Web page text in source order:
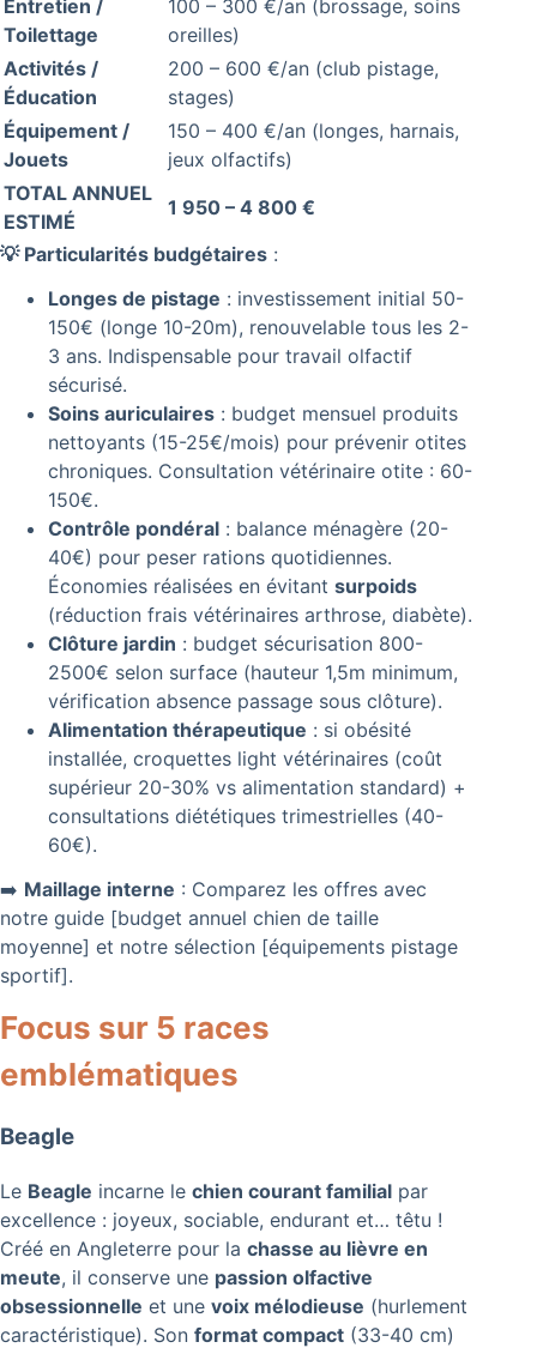
Entretien /
Toilettage
100 – 300 €/an (brossage, soins
oreilles)
Activités /
Éducation
200 – 600 €/an (club pistage,
stages)
Équipement /
Jouets
150 – 400 €/an (longes, harnais,
jeux olfactifs)
TOTAL ANNUEL
ESTIMÉ
1 950 – 4 800 €
💡 Particularités budgétaires :
Longes de pistage : investissement initial 50-
150€ (longe 10-20m), renouvelable tous les 2-
3 ans. Indispensable pour travail olfactif
sécurisé.
Soins auriculaires : budget mensuel produits
nettoyants (15-25€/mois) pour prévenir otites
chroniques. Consultation vétérinaire otite : 60-
150€.
Contrôle pondéral : balance ménagère (20-
40€) pour peser rations quotidiennes.
Économies réalisées en évitant surpoids
(réduction frais vétérinaires arthrose, diabète).
Clôture jardin : budget sécurisation 800-
2500€ selon surface (hauteur 1,5m minimum,
vérification absence passage sous clôture).
Alimentation thérapeutique : si obésité
installée, croquettes light vétérinaires (coût
supérieur 20-30% vs alimentation standard) +
consultations diététiques trimestrielles (40-
60€).
➡️ Maillage interne : Comparez les offres avec
notre guide [budget annuel chien de taille
moyenne] et notre sélection [équipements pistage
sportif].
Focus sur 5 races
emblématiques
Beagle
Le Beagle incarne le chien courant familial par
excellence : joyeux, sociable, endurant et… têtu !
Créé en Angleterre pour la chasse au lièvre en
meute, il conserve une passion olfactive
obsessionnelle et une voix mélodieuse (hurlement
caractéristique). Son format compact (33-40 cm)